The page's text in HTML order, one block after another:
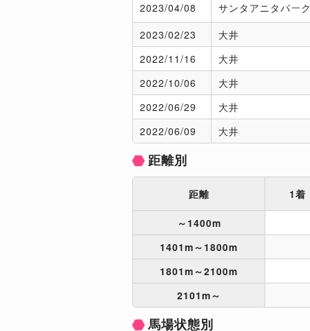
2023/04/08 サンタアニタパーク
2023/02/23 大井
2022/11/16 大井
2022/10/06 大井
2022/06/29 大井
2022/06/09 大井
距離別
距離 1着
～1400m
1401m～1800m
1801m～2100m
2101m～
馬場状態別